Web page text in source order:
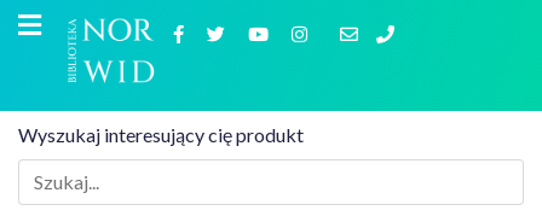
Wyszukaj interesujący cię produkt